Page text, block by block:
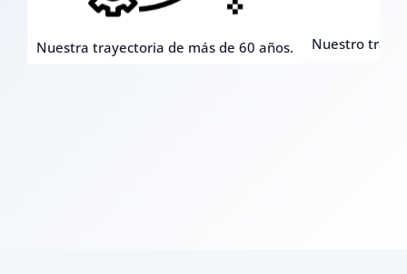
Nuestra trayectoria de más de 60 años. Nuestro trato